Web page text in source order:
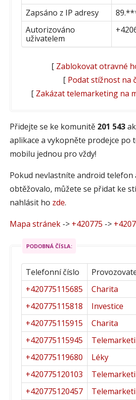
Zapsáno z IP adresy
Autorizováno
uživatelem
[ Zablokovat otravné
[ Podat stížnost na
[ Zakázat telemarketing na
Přidejte se ke komunitě 201 543
aplikace a vykopněte prodejce po
mobilu jednou pro vždy!
Pokud nevlastníte android telefon
obtěžovalo, můžete se přidat ke
nahlásit ho zde.
Mapa stránek -> +420775 ->
PODOBNÁ ČÍSLA:
Telefonní číslo
+420775115685
Charita
+420775115818
Investice
+420775115915
Charita
+420775115945
+420775119680
Léky
+420775120103
+420775120457